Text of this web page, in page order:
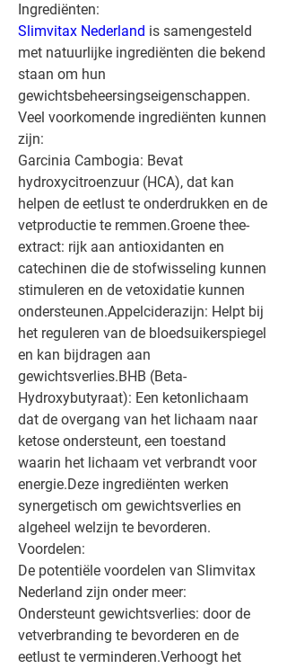
Ingrediënten:
Slimvitax Nederland is samengesteld
met natuurlijke ingrediënten die bekend
staan ​​om hun
gewichtsbeheersingseigenschappen.
Veel voorkomende ingrediënten kunnen
zijn:
Garcinia Cambogia: Bevat
hydroxycitroenzuur (HCA), dat kan
helpen de eetlust te onderdrukken en de
vetproductie te remmen.Groene thee-
extract: rijk aan antioxidanten en
catechinen die de stofwisseling kunnen
stimuleren en de vetoxidatie kunnen
ondersteunen.Appelciderazijn: Helpt bij
het reguleren van de bloedsuikerspiegel
en kan bijdragen aan
gewichtsverlies.BHB (Beta-
Hydroxybutyraat): Een ketonlichaam
dat de overgang van het lichaam naar
ketose ondersteunt, een toestand
waarin het lichaam vet verbrandt voor
energie.Deze ingrediënten werken
synergetisch om gewichtsverlies en
algeheel welzijn te bevorderen.
Voordelen:
De potentiële voordelen van Slimvitax
Nederland zijn onder meer:
Ondersteunt gewichtsverlies: door de
vetverbranding te bevorderen en de
eetlust te verminderen.Verhoogt het